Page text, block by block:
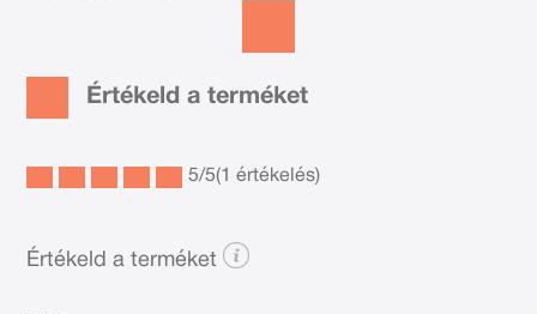
Értékeld a terméket
5/5(1 értékelés)
Értékeld a terméket